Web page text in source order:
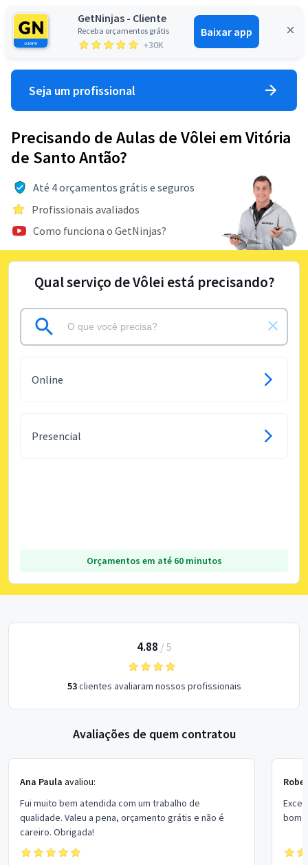
GetNinjas - Cliente
Receba orçamentos grátis
+30K
Baixar app
Entrar
Seja um profissional
Precisando de Aulas de Vôlei em Vitória
de Santo Antão?
Até 4 orçamentos grátis e seguros
Profissionais avaliados
Como funciona o GetNinjas?
Qual serviço de Vôlei está precisando?
Online
Presencial
Orçamentos em até 60 minutos
4.88 / 5
53clientes avaliaram nossos profissionais
Avaliações de quem contratou
Ana Paula avaliou:
Fui muito bem atendida com um trabalho de
qualidade. Valeu a pena, orçamento grátis e não é
careiro. Obrigada!
bom